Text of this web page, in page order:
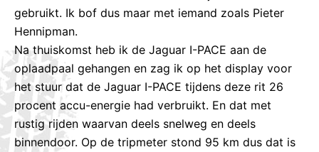
gebruikt. Ik bof dus maar met iemand zoals Pieter
Hennipman.
Na thuiskomst heb ik de Jaguar I-PACE aan de
oplaadpaal gehangen en zag ik op het display voor
het stuur dat de Jaguar I-PACE tijdens deze rit 26
procent accu-energie had verbruikt. En dat met
rustig rijden waarvan deels snelweg en deels
binnendoor. Op de tripmeter stond 95 km dus dat is